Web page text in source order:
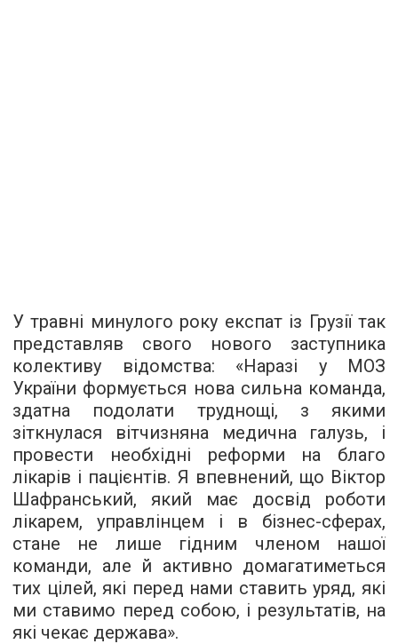
У травні минулого року експат із Грузії так
представляв свого нового заступника
колективу відомства: «Наразі у МОЗ
України формується нова сильна команда,
здатна подолати труднощі, з якими
зіткнулася вітчизняна медична галузь, і
провести необхідні реформи на благо
лікарів і пацієнтів. Я впевнений, що Віктор
Шафранський, який має досвід роботи
лікарем, управлінцем і в бізнес-сферах,
стане не лише гідним членом нашої
команди, але й активно домагатиметься
тих цілей, які перед нами ставить уряд, які
ми ставимо перед собою, і результатів, на
які чекає держава».